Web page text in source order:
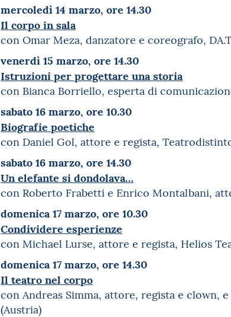
mercoledì 14 marzo, ore 14.30
Il corpo in sala
con Omar Meza, danzatore e coreografo,
venerdì 15 marzo, ore 14.30
Istruzioni per progettare una storia
con Bianca Borriello, esperta di
sabato 16 marzo, ore 10.30
Biografie poetiche
con Daniel Gol, attore e regista,
sabato 16 marzo, ore 14.30
Un elefante si dondolava…
con Roberto Frabetti e Enrico Montalbani,
domenica 17 marzo, ore 10.30
Condividere esperienze
con Michael Lurse, attore e regista, Helios
domenica 17 marzo, ore 14.30
Il teatro nel corpo
con Andreas Simma, attore, regista e clown,
(Austria)